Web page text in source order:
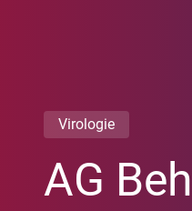
Virologie
AG